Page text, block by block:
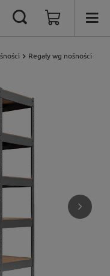
Regały wg nośności półki